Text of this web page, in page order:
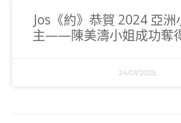
Jos《約》恭賀 2024 亞
主——陳美濤小姐成功奪
24/01/2025